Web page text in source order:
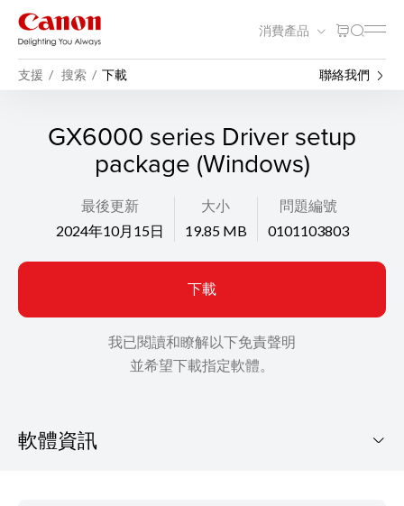
消費產品
支援 搜索 下載 聯絡我們
GX6000 series Driver setup
package (Windows)
最後更新
2024年10月15日
大小
19.85 MB
問題編號
0101103803
下載
我已閱讀和瞭解以下免責聲明
並希望下載指定軟體。
軟體資訊